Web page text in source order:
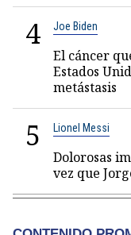
4 Joe Biden
El cáncer
Estados
metástasis
5 Lionel Messi
Dolorosas
vez que